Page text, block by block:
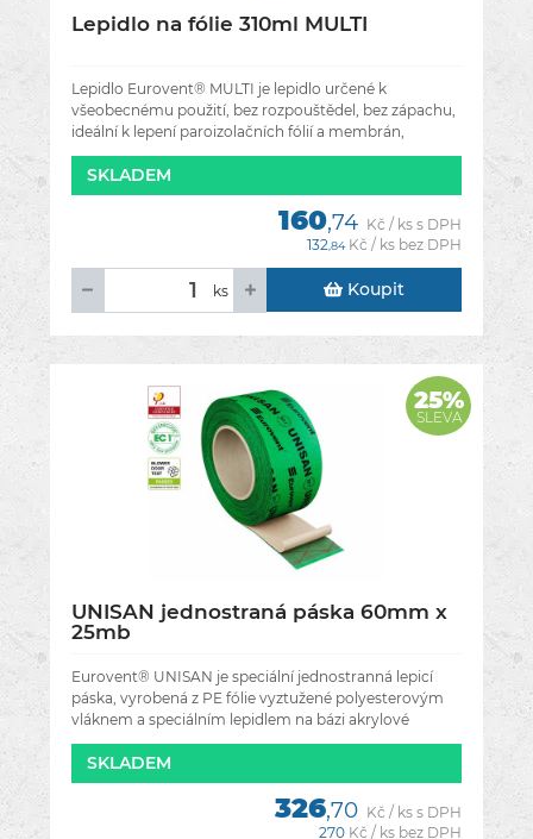
Lepidlo na fólie 310ml MULTI
Lepidlo Eurovent® MULTI je lepidlo určené k
všeobecnému použití, bez rozpouštědel, bez zápachu,
ideální k lepení paroizolačních fólií a membrán,
střešních membrán. Je
SKLADEM
160,74 Kč / ks s DPH
132,84 Kč / ks bez DPH
ks Koupit
25%
SLEVA
UNISAN jednostraná páska 60mm x
25mb
Eurovent® UNISAN je speciální jednostranná lepicí
páska, vyrobená z PE fólie vyztužené polyesterovým
vláknem a speciálním lepidlem na bázi akrylové
disperze. Použití: široký
SKLADEM
326,70 Kč / ks s DPH
270 Kč / ks bez DPH